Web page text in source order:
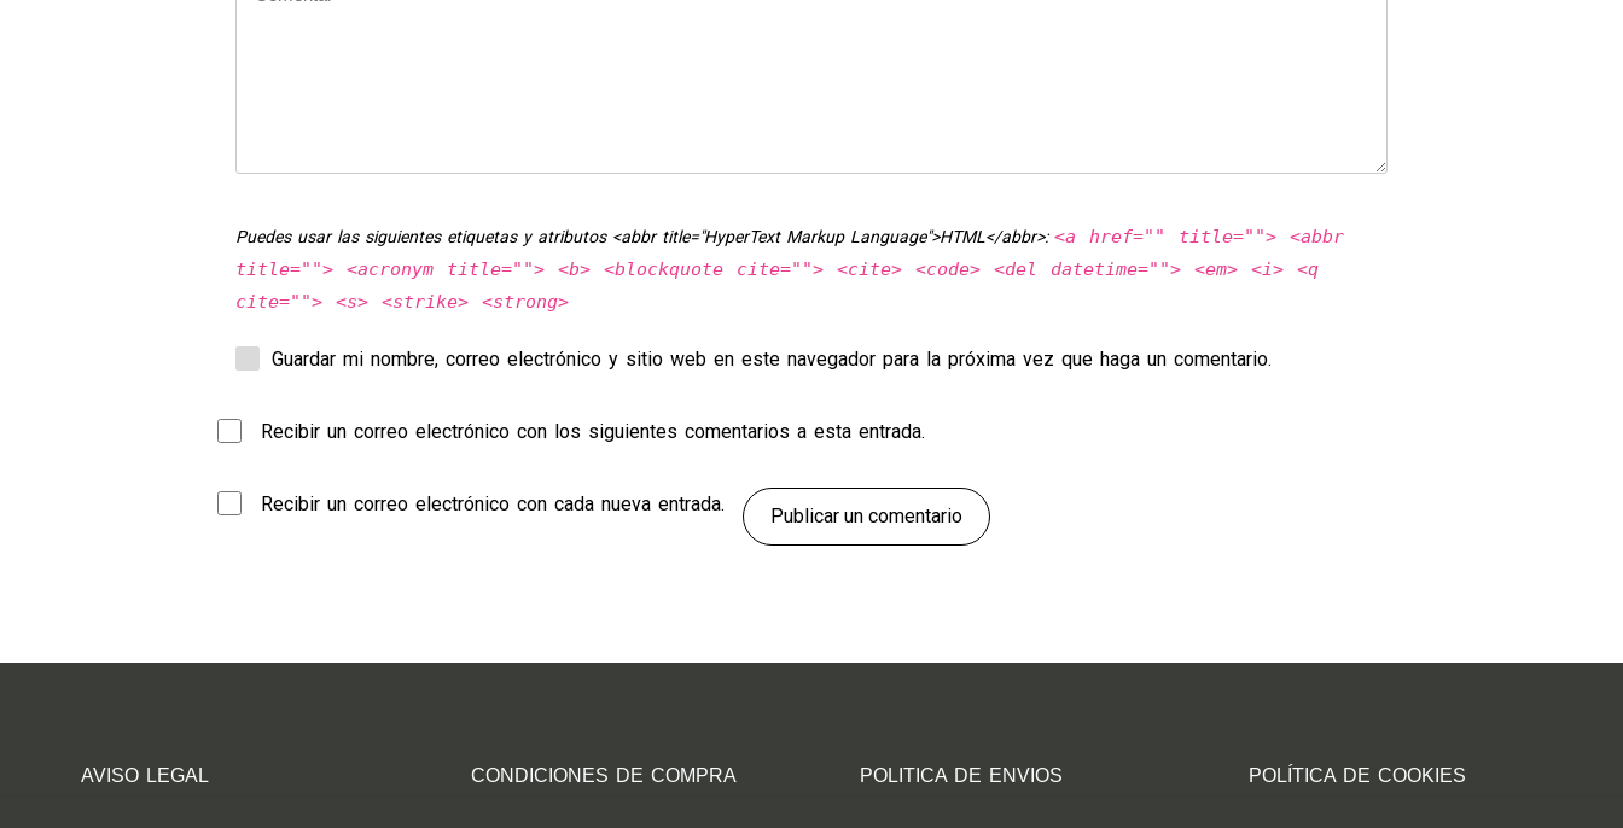
Puedes usar las siguientes etiquetas y atributos <abbr title="HyperText Markup Language">HTML</abbr>:<a href="" title=""> <abbr
title=""> <acronym title=""> <b> <blockquote cite=""> <cite> <code> <del datetime=""> <em> <i> <q
cite=""> <s> <strike> <strong>
Guardar mi nombre, correo electrónico y sitio web en este navegador para la próxima vez que haga un comentario.
Recibir un correo electrónico con los siguientes comentarios a esta entrada.
Recibir un correo electrónico con cada nueva entrada.
Publicar un comentario
AVISO LEGAL CONDICIONES DE COMPRA POLITICA DE ENVIOS POLÍTICA DE COOKIES